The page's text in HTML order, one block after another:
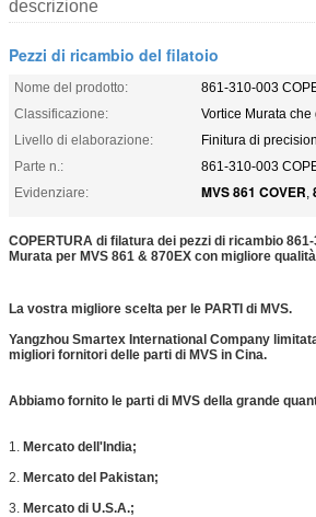
descrizione
Pezzi di ricambio del filatoio
Nome del prodotto:
861-310-003
Classificazione:
Vortice Murata che
Livello di elaborazione:
Finitura di
Parte n.:
861-310-003
Evidenziare:
MVS 861 COVER,
COPERTURA di filatura dei pezzi di ricambio
Murata per MVS 861 & 870EX con migliore qualità
La vostra migliore scelta per le PARTI di MVS.
Yangzhou Smartex International Company
migliori fornitori delle parti di MVS in Cina.
Abbiamo fornito le parti di MVS della grande
1. Mercato dell'India;
2. Mercato del Pakistan;
3. Mercato di U.S.A.;